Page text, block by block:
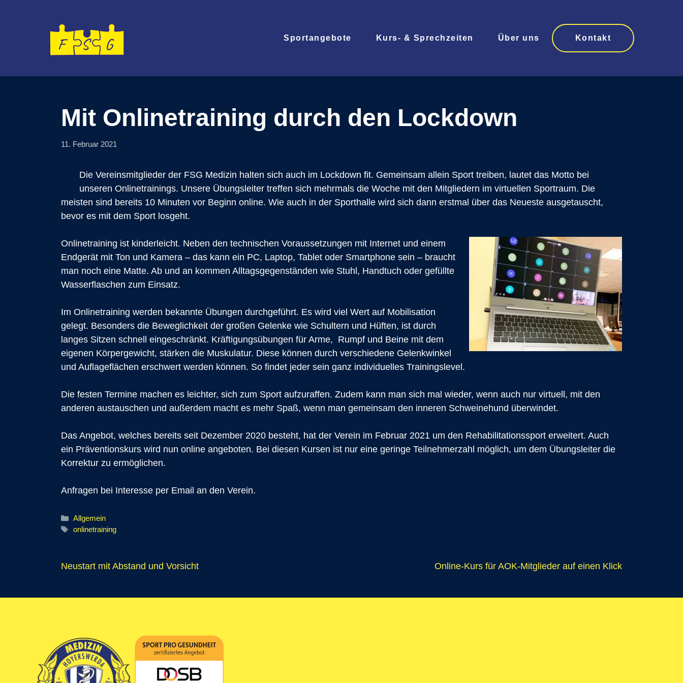
Sportangebote Kurs- & Sprechzeiten Über uns Kontakt
Mit Onlinetraining durch den Lockdown
11. Februar 2021
Die Vereinsmitglieder der FSG Medizin halten sich auch im Lockdown fit. Gemeinsam allein Sport treiben, lautet das Motto bei
unseren Onlinetrainings. Unsere Übungsleiter treffen sich mehrmals die Woche mit den Mitgliedern im virtuellen Sportraum. Die
meisten sind bereits 10 Minuten vor Beginn online. Wie auch in der Sporthalle wird sich dann erstmal über das Neueste ausgetauscht,
bevor es mit dem Sport losgeht.
Onlinetraining ist kinderleicht. Neben den technischen Voraussetzungen mit Internet und einem
Endgerät mit Ton und Kamera – das kann ein PC, Laptop, Tablet oder Smartphone sein – braucht
man noch eine Matte. Ab und an kommen Alltagsgegenständen wie Stuhl, Handtuch oder gefüllte
Wasserflaschen zum Einsatz.
Im Onlinetraining werden bekannte Übungen durchgeführt. Es wird viel Wert auf Mobilisation
gelegt. Besonders die Beweglichkeit der großen Gelenke wie Schultern und Hüften, ist durch
langes Sitzen schnell eingeschränkt. Kräftigungsübungen für Arme, Rumpf und Beine mit dem
eigenen Körpergewicht, stärken die Muskulatur. Diese können durch verschiedene Gelenkwinkel
und Auflageflächen erschwert werden können. So findet jeder sein ganz individuelles Trainingslevel.
Die festen Termine machen es leichter, sich zum Sport aufzuraffen. Zudem kann man sich mal wieder, wenn auch nur virtuell, mit den
anderen austauschen und außerdem macht es mehr Spaß, wenn man gemeinsam den inneren Schweinehund überwindet.
Das Angebot, welches bereits seit Dezember 2020 besteht, hat der Verein im Februar 2021 um den Rehabilitationssport erweitert. Auch
ein Präventionskurs wird nun online angeboten. Bei diesen Kursen ist nur eine geringe Teilnehmerzahl möglich, um dem Übungsleiter die
Korrektur zu ermöglichen.
Anfragen bei Interesse per Email an den Verein.
Kategorien
Allgemein
Schlagwörter
onlinetraining
Neustart mit Abstand und Vorsicht Online-Kurs für AOK-Mitglieder auf einen Klick